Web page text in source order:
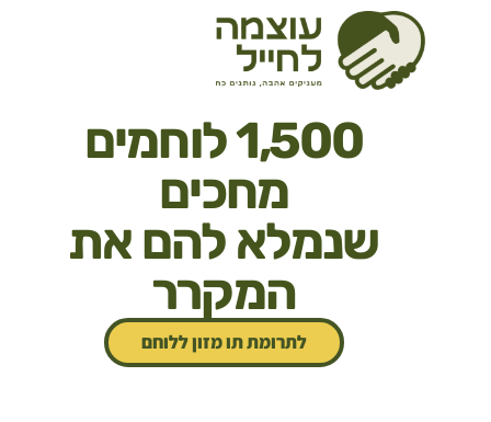
1,500 לוחמים
מחכים
שנמלא להם את
המקרר
לתרומת תו מזון ללוחם